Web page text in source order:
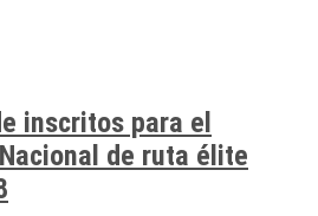
inscritos para el
de ruta élite